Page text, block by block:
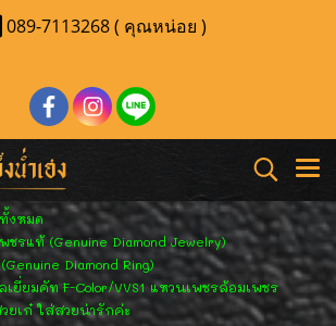
089-7113268 ( คุณหน่อย )
งหมด
ชรแท้ (Genuine Diamond Jewelry)
Diamond Ring)
เยี่ยมคัท F-Color/VVS1 แหวนเพชรล้อมเพชร
ยเก๋ ใส่สวยน่ารักค่ะ